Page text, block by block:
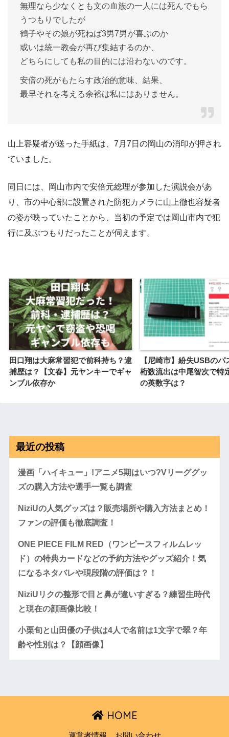
無理なら少なくとも文の血族の一人には死んでもら
うつもりでしたが
鶴子やその娘が死ねば3男7男が喜ぶのか
或いは統一教会が再び集結するのか、
どちらにしても私の目的には沿わないのです。
安倍の死がもたらす政治的意味、結果、
最早それを考える余裕は私にはありません。
山上容疑者が送った手紙は、7月7日の岡山の消印が押され
ていました。
同日には、岡山市内で安倍元総理が参加した演説会があ
り、市の中心部に設置された防犯カメラに山上徹也容疑者
の姿が映っていたことから、当初の予定では岡山市内で犯
行に及ぶつもりだったことが伺えます。
田口翔は大麻常習犯で前科持ち？逮
捕歴は？【文春】元ヤンキーでギャ
ンブル依存か
【尼崎市】紛失USBのパ
桁数流出は中尾智次で特
の英数字は？
最近の投稿
漫画「ハイキュー」!アニメ5期はいつ?Vリーググッ
ズの購入方法や選手一覧も調査
NiziUの人気グッズは？販売場所や購入方法まとめ！
ファンの評価も徹底調査！
ONE PIECE FILM RED（ワンピースフィルムレッ
ド）の特典カードなどの予約方法やグッズ紹介！気
になるネタバレや現段階の評価は？！
NiziUリクの整形で目と鼻が違いすぎる？練習生時代
と現在の顔画像比較！
小栗旬と山田優の子供は4人で名前は1文字で翠？年
齢や性別は？【顔画像】
HOME